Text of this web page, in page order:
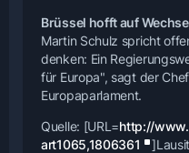
Brüssel hofft auf
Martin Schulz spricht
denken: Ein
für Europa", sagt der
Europaparlament.
Quelle: [URL=http://
art1065,1806361